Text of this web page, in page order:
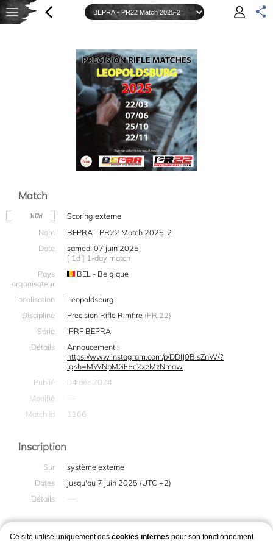
Match
NOW
Scoring externe
Nom
BEPRA - PR22 Match 2025-2
Date
samedi 07 juin 2025
[ 1d ] 1-day match
Pays
organisateur
BEL - Belgique
Localisation
Leopoldsburg
Discipline
Precision Rifle Rimfire (PR.22)
Série
IPRF BEPRA
Détails
Annoucement :
https://www.instagram.com/p/DDIJ0BlsZnW/?
igsh=MWNpMGF5c2xzMzNmaw
Publié
04 déc 2024
Modifié
—
Match id
1166
Inscription
Sur
système externe
Dates
jusqu'au 7 juin 2025 (UTC +2)
Détails
—
Ce site utilise uniquement des cookies internes pour son fonctionnement